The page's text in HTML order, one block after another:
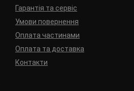
Гарантія та сервіс
Умови повернення
Оплата та доставка
Оплата частинами
Контакти